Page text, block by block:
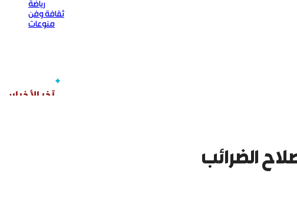
رياضة
ثقافة وفن
منوعات
الضرائب